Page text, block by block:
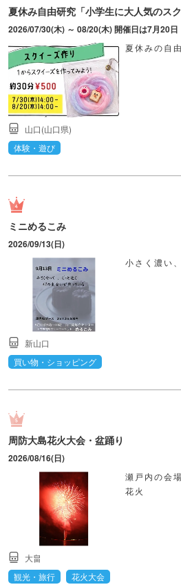
夏休み自由研究「小学生に大人気のス
2026/07/30(木) ～ 08/20(木) 開催日は7月20日
夏休みの自
山口(山口県)
体験・遊び
ミニめるこみ
2026/09/13(日)
小さく濃い
新山口
買い物・ショッピング
周防大島花火大会・盆踊り
2026/08/16(日)
瀬戸内の会
花火
大畠
観光・旅行
花火大会